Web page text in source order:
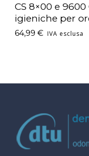
CS 8×00 e
igieniche per
64,99 € IVA esclusa